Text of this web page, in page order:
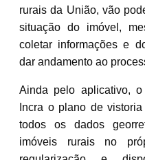
rurais da União, vão
situação do imóvel,
coletar informações e
dar andamento ao
Ainda pelo aplicativo,
Incra o plano de
todos os dados
imóveis rurais no